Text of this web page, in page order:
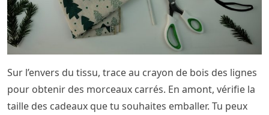
Sur l’envers du tissu, trace au crayon de bois des lignes
pour obtenir des morceaux carrés. En amont, vérifie la
taille des cadeaux que tu souhaites emballer. Tu peux